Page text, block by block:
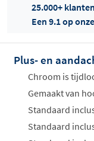
Offertes
25.000+
Een 9.1 op
Plus- en
Chroom is
Gemaakt van
Standaard
Standaard